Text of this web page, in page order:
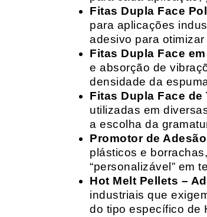
Fitas Dupla Face
para aplicações
adesivo para
Fitas Dupla Face
e absorção de
densidade da
Fitas Dupla Face de
utilizadas em
a escolha da
Promotor de
plásticos e
“personalizável” em
Hot Melt Pellets –
industriais que
do tipo específico de